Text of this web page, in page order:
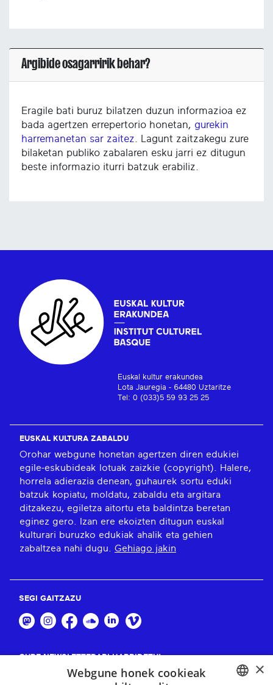
Argibide osagarririk behar?
Eragile bati buruz bilatzen duzun informazioa ez
bada agertzen errepertorio honetan, gurekin
harremanetan sar zaitez . Lagunt zaitzakegu zure
bilaketan publiko zabalaren esku jarri ez ditugun
beste informazio iturri batzuk erabiliz.
Euskal kultur erakundea
Lota Jauregia - 64480 Uztaritze
Tel: 0 (033)5 59 93 25 25
EUSKAL KULTURA ZABALDU
Orohar webgune honetan agertzen diren edukiei
egile-eskubideak lotuak zaizkie (copyright). Halere,
horrela adierazia denean, guhaurek sortu eduki
batzuk kopiatu, moldatu, zabaldu eta argitara
ditzakezu, egiletza aitortu eta baldintza beretan
eginez gero. Izan ere ekoizten ditugun euskal
kulturari buruzko edukiak ahalik eta gehien
zabaltzea nahi dugu. Gehiago jakin
SEGI GAITZAZU
GURE NEWSLETTERARI HARPIDETU!
×
Webgune honek cookieak